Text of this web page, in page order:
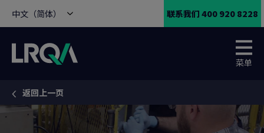
中文（简体） 联系我们 400 920 8228
菜单
You are here:
返回上一页